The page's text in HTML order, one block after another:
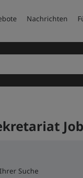
Nachrichten
Suche